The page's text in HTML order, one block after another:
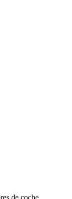
de coche